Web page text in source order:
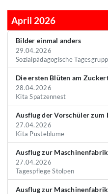
April 2026
Bilder einmal anders
29.04.2026
Sozialpädagogische
Die ersten Blüten am
28.04.2026
Kita Spatzennest
Ausflug der Vorschüler zum
27.04.2026
Kita Pusteblume
Ausflug zur
27.04.2026
Tagespflege Stolpen
Ausflug zur